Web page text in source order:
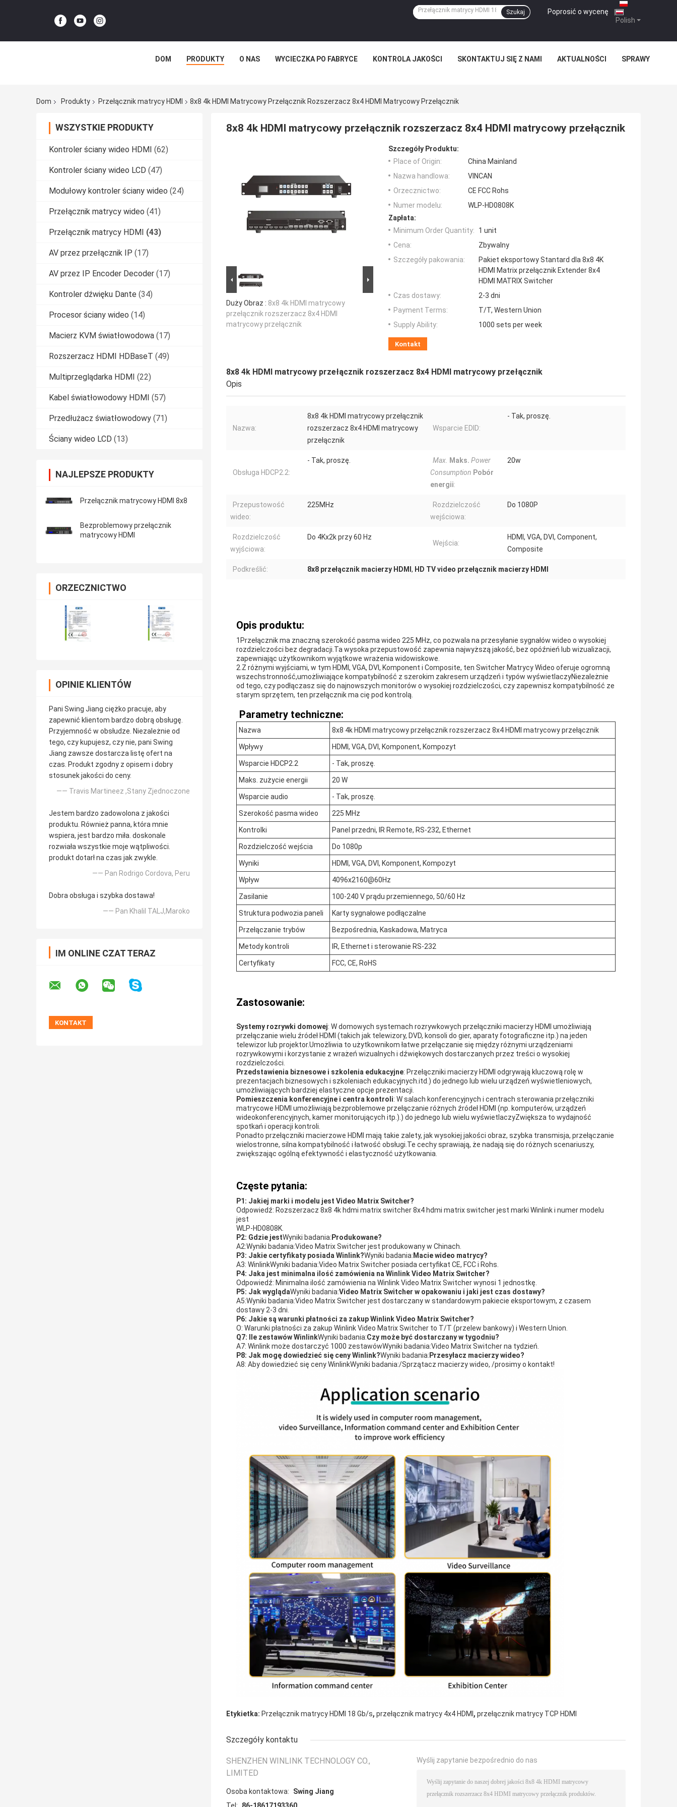
Polish
Poprosić o wycenę |
Szukaj
DOM PRODUKTY O NAS WYCIECZKA PO FABRYCE KONTROLA JAKOŚCI SKONTAKTUJ SIĘ Z NAMI AKTUALNOŚCI SPRAWY
Dom Produkty Przełącznik matrycy HDMI 8x8 4k HDMI Matrycowy Przełącznik Rozszerzacz 8x4 HDMI Matrycowy Przełącznik
WSZYSTKIE PRODUKTY
Kontroler ściany wideo HDMI (62)
Kontroler ściany wideo LCD (47)
Modułowy kontroler ściany wideo (24)
Przełącznik matrycy wideo (41)
Przełącznik matrycy HDMI (43)
AV przez przełącznik IP (17)
AV przez IP Encoder Decoder (17)
Kontroler dźwięku Dante (34)
Procesor ściany wideo (14)
Macierz KVM światłowodowa (17)
Rozszerzacz HDMI HDBaseT (49)
Multiprzeglądarka HDMI (22)
Kabel światłowodowy HDMI (57)
Przedłużacz światłowodowy (71)
Ściany wideo LCD (13)
NAJLEPSZE PRODUKTY
Przełącznik matrycowy HDMI 8x8
Bezproblemowy przełącznik
matrycowy HDMI
ORZECZNICTWO
OPINIE KLIENTÓW
Pani Swing Jiang ciężko pracuje, aby
zapewnić klientom bardzo dobrą obsługę.
Przyjemność w obsłudze. Niezależnie od
tego, czy kupujesz, czy nie, pani Swing
Jiang zawsze dostarcza listę ofert na
czas. Produkt zgodny z opisem i dobry
stosunek jakości do ceny.
—— Travis Martineez ,Stany Zjednoczone
Jestem bardzo zadowolona z jakości
produktu. Również panna, która mnie
wspiera, jest bardzo miła. doskonale
rozwiała wszystkie moje wątpliwości.
produkt dotarł na czas jak zwykle.
—— Pan Rodrigo Cordova, Peru
Dobra obsługa i szybka dostawa!
—— Pan Khalil TALJ,Maroko
IM ONLINE CZAT TERAZ
8x8 4k HDMI matrycowy przełącznik rozszerzacz 8x4 HDMI matrycowy przełącznik
Duży Obraz : 8x8 4k HDMI matrycowy
przełącznik rozszerzacz 8x4 HDMI
matrycowy przełącznik
Szczegóły Produktu:
Place of Origin:
China Mainland
Nazwa handlowa:
VINCAN
Orzecznictwo:
CE FCC Rohs
Numer modelu:
WLP-HD0808K
Zapłata:
Minimum Order Quantity:
1 unit
Cena:
Zbywalny
Szczegóły pakowania:
Pakiet eksportowy Stantard dla 8x8 4K
HDMI Matrix przełącznik Extender 8x4
HDMI MATRIX Switcher
Czas dostawy:
2-3 dni
Payment Terms:
T/T, Western Union
Supply Ability:
1000 sets per week
Kontakt
8x8 4k HDMI matrycowy przełącznik rozszerzacz 8x4 HDMI matrycowy przełącznik
Opis
Nazwa:
8x8 4k HDMI matrycowy przełącznik
rozszerzacz 8x4 HDMI matrycowy
przełącznik
Wsparcie EDID:
- Tak, proszę.
Obsługa HDCP2.2:
- Tak, proszę. Max. Maks. Power
Consumption Pobór
energii:
20w
Przepustowość
wideo:
225MHz
Rozdzielczość
wejściowa:
Do 1080P
Rozdzielczość
wyjściowa:
Do 4Kx2k przy 60 Hz
Wejścia:
HDMI, VGA, DVI, Component,
Composite
Podkreślić: 8x8 przełącznik macierzy HDMI , HD TV video przełącznik macierzy HDMI
Opis produktu:
1Przełącznik ma znaczną szerokość pasma wideo 225 MHz, co pozwala na przesyłanie sygnałów wideo o wysokiej
rozdzielczości bez degradacji.Ta wysoka przepustowość zapewnia najwyższą jakość, bez opóźnień lub wizualizacji,
zapewniając użytkownikom wyjątkowe wrażenia widowiskowe.
2.Z różnymi wyjściami, w tym HDMI, VGA, DVI, Komponent i Composite, ten Switcher Matrycy Wideo oferuje ogromną
wszechstronność,umożliwiające kompatybilność z szerokim zakresem urządzeń i typów wyświetlaczyNiezależnie
od tego, czy podłączasz się do najnowszych monitorów o wysokiej rozdzielczości, czy zapewnisz kompatybilność ze
starym sprzętem, ten przełącznik ma cię pod kontrolą.
Parametry techniczne:
Nazwa 8x8 4k HDMI matrycowy przełącznik rozszerzacz 8x4 HDMI matrycowy przełącznik
Wpływy HDMI, VGA, DVI, Komponent, Kompozyt
Wsparcie HDCP2.2 - Tak, proszę.
Maks. zużycie energii 20 W
Wsparcie audio - Tak, proszę.
Szerokość pasma wideo 225 MHz
Kontrolki Panel przedni, IR Remote, RS-232, Ethernet
Rozdzielczość wejścia Do 1080p
Wyniki HDMI, VGA, DVI, Komponent, Kompozyt
Wpływ 4096x2160@60Hz
Zasilanie 100-240 V prądu przemiennego, 50/60 Hz
Struktura podwozia paneli Karty sygnałowe podłączalne
Przełączanie trybów Bezpośrednia, Kaskadowa, Matryca
Metody kontroli IR, Ethernet i sterowanie RS-232
Certyfikaty FCC, CE, RoHS
Zastosowanie:
Systemy rozrywki domowej: W domowych systemach rozrywkowych przełączniki macierzy HDMI umożliwiają
przełączanie wielu źródeł HDMI (takich jak telewizory, DVD, konsoli do gier, aparaty fotograficzne itp.) na jeden
telewizor lub projektor.Umożliwia to użytkownikom łatwe przełączanie się między różnymi urządzeniami
rozrywkowymi i korzystanie z wrażeń wizualnych i dźwiękowych dostarczanych przez treści o wysokiej
rozdzielczości.
Przedstawienia biznesowe i szkolenia edukacyjne: Przełączniki macierzy HDMI odgrywają kluczową rolę w
prezentacjach biznesowych i szkoleniach edukacyjnych.itd.) do jednego lub wielu urządzeń wyświetleniowych,
umożliwiających bardziej elastyczne opcje prezentacji.
Pomieszczenia konferencyjne i centra kontroli: W salach konferencyjnych i centrach sterowania przełączniki
matrycowe HDMI umożliwiają bezproblemowe przełączanie różnych źródeł HDMI (np. komputerów, urządzeń
wideokonferencyjnych, kamer monitorujących itp.).) do jednego lub wielu wyświetlaczyZwiększa to wydajność
spotkań i operacji kontroli.
Ponadto przełączniki macierzowe HDMI mają takie zalety, jak wysokiej jakości obraz, szybka transmisja, przełączanie
wielostronne, silna kompatybilność i łatwość obsługi.Te cechy sprawiają, że nadają się do różnych scenariuszy,
zwiększając ogólną efektywność i elastyczność użytkowania.
Częste pytania:
P1: Jakiej marki i modelu jest Video Matrix Switcher?
Odpowiedź: Rozszerzacz 8x8 4k hdmi matrix switcher 8x4 hdmi matrix switcher jest marki Winlink i numer modelu
jest
WLP-HD0808K.
P2: Gdzie jestWyniki badania: Produkowane?
A2:Wyniki badania:Video Matrix Switcher jest produkowany w Chinach.
P3: Jakie certyfikaty posiada Winlink?Wyniki badania: Macie wideo matrycy?
A3: WinlinkWyniki badania:Video Matrix Switcher posiada certyfikat CE, FCC i Rohs.
P4: Jaka jest minimalna ilość zamówienia na Winlink Video Matrix Switcher?
Odpowiedź: Minimalna ilość zamówienia na Winlink Video Matrix Switcher wynosi 1 jednostkę.
P5: Jak wyglądaWyniki badania:Video Matrix Switcher w opakowaniu i jaki jest czas dostawy?
A5:Wyniki badania:Video Matrix Switcher jest dostarczany w standardowym pakiecie eksportowym, z czasem
dostawy 2-3 dni.
P6: Jakie są warunki płatności za zakup Winlink Video Matrix Switcher?
O: Warunki płatności za zakup Winlink Video Matrix Switcher to T/T (przelew bankowy) i Western Union.
Q7: Ile zestawów WinlinkWyniki badania:Czy może być dostarczany w tygodniu?
A7: Winlink może dostarczyć 1000 zestawówWyniki badania:Video Matrix Switcher na tydzień.
P8: Jak mogę dowiedzieć się ceny Winlink?Wyniki badania: Przesyłacz macierzy wideo?
A8: Aby dowiedzieć się ceny WinlinkWyniki badania:/Sprzątacz macierzy wideo, /prosimy o kontakt!
Etykietka: Przełącznik matrycy HDMI 18 Gb/s, przełącznik matrycy 4x4 HDMI , przełącznik matrycy TCP HDMI
Szczegóły kontaktu
SHENZHEN WINLINK TECHNOLOGY CO.,
LIMITED
Osoba kontaktowa:
Swing Jiang
Wyślij zapytanie bezpośrednio do nas